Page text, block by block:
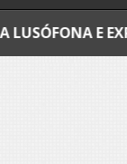
POEMAS